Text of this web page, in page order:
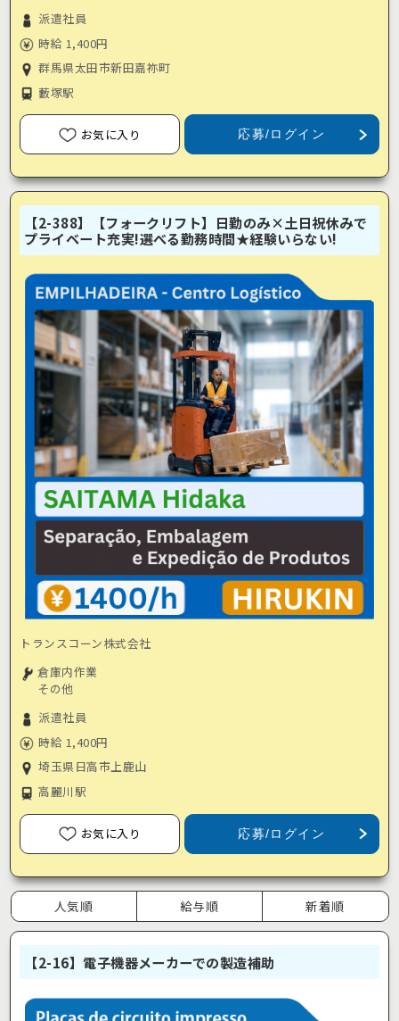
派遣社員
時給 1,400円
群馬県太田市新田嘉祢町
藪塚駅
お気に入り 応募/ログイン
【2-388】【フォークリフト】日勤のみ×土日祝休みで
プライベート充実!選べる勤務時間★経験いらない!
トランスコーン株式会社
倉庫内作業
その他
派遣社員
時給 1,400円
埼玉県日高市上鹿山
高麗川駅
お気に入り 応募/ログイン
人気順 給与順 新着順
【2-16】電子機器メーカーでの製造補助